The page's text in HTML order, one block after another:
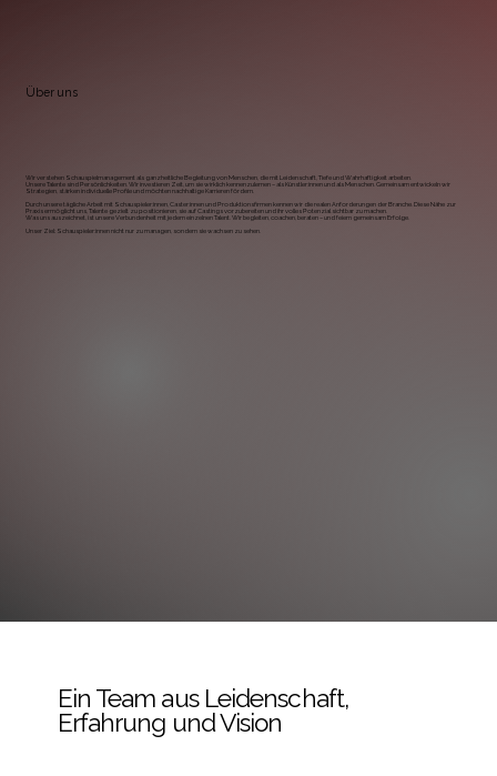
Über uns
Wir verstehen Schauspielmanagement als ganzheitliche Begleitung von Menschen, die mit Leidenschaft, Tiefe und Wahrhaftigkeit arbeiten.​
Unsere Talente sind Persönlichkeiten. Wir investieren Zeit, um sie wirklich kennenzulernen – als Künstler:innen und als Menschen. Gemeinsam entwickeln wir
Strategien, stärken individuelle Profile und möchten nachhaltige Karrieren fördern.
Durch unsere tägliche Arbeit mit Schauspieler:innen, Caster:innen und Produktionsfirmen kennen wir die realen Anforderungen der Branche. Diese Nähe zur
Praxis ermöglicht uns, Talente gezielt zu positionieren, sie auf Castings vorzubereiten und ihr volles Potenzial sichtbar zu machen.
Was uns auszeichnet, ist unsere Verbundenheit mit jedem einzelnen Talent. Wir begleiten, coachen, beraten – und feiern gemeinsam Erfolge.
Unser Ziel: Schauspieler:innen nicht nur zu managen, sondern sie wachsen zu sehen.
Ein Team aus Leidenschaft,
Erfahrung und Vision